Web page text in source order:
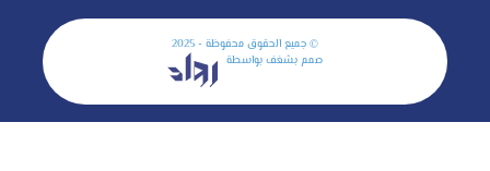
© جميع الحقوق محفوظة - 2025
صمم بشغف بواسطة